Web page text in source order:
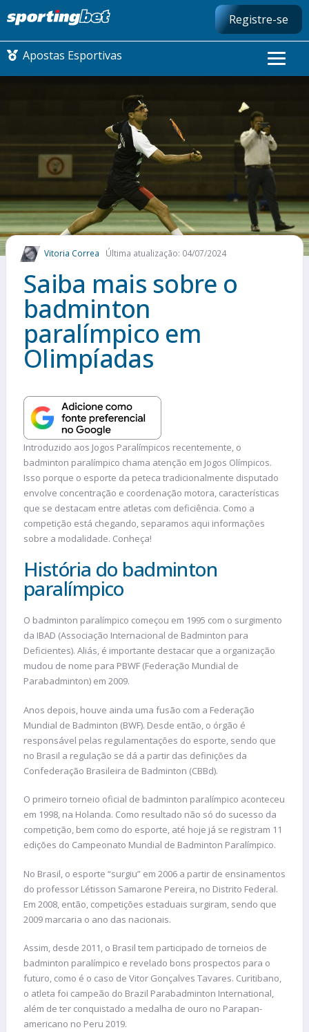
Registre-se
Apostas Esportivas
CONMEBOL LIBERTADORES
FUTEBOL NACIONAL
FUTEBOL INTERNACIONAL
COMO APOSTAR
MAIS ESPORTES
Vitoria Correa Última atualização: 04/07/2024
Saiba mais sobre o
badminton
paralímpico em
Olimpíadas
Introduzido aos Jogos Paralímpicos recentemente, o
badminton paralímpico chama atenção em Jogos Olímpicos.
Isso porque o esporte da peteca tradicionalmente disputado
envolve concentração e coordenação motora, características
que se destacam entre atletas com deficiência. Como a
competição está chegando, separamos aqui informações
sobre a modalidade. Conheça!
História do badminton
paralímpico
O badminton paralímpico começou em 1995 com o surgimento
da IBAD (Associação Internacional de Badminton para
Deficientes). Aliás, é importante destacar que a organização
mudou de nome para PBWF (Federação Mundial de
Parabadminton) em 2009.
Anos depois, houve ainda uma fusão com a Federação
Mundial de Badminton (BWF). Desde então, o órgão é
responsável pelas regulamentações do esporte, sendo que
no Brasil a regulação se dá a partir das definições da
Confederação Brasileira de Badminton (CBBd).
O primeiro torneio oficial de badminton paralímpico aconteceu
em 1998, na Holanda. Como resultado não só do sucesso da
competição, bem como do esporte, até hoje já se registram 11
edições do Campeonato Mundial de Badminton Paralímpico.
No Brasil, o esporte “surgiu” em 2006 a partir de ensinamentos
do professor Létisson Samarone Pereira, no Distrito Federal.
Em 2008, então, competições estaduais surgiram, sendo que
2009 marcaria o ano das nacionais.
Assim, desde 2011, o Brasil tem participado de torneios de
badminton paralímpico e revelado bons prospectos para o
futuro, como é o caso de Vitor Gonçalves Tavares. Curitibano,
o atleta foi campeão do Brazil Parabadminton International,
além de ter conquistado a medalha de ouro no Parapan-
americano no Peru 2019.